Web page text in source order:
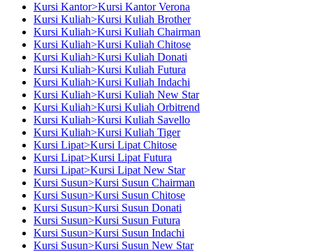
Kursi Kantor>Kursi Kantor Verona
Kursi Kuliah>Kursi Kuliah Brother
Kursi Kuliah>Kursi Kuliah Chairman
Kursi Kuliah>Kursi Kuliah Chitose
Kursi Kuliah>Kursi Kuliah Donati
Kursi Kuliah>Kursi Kuliah Futura
Kursi Kuliah>Kursi Kuliah Indachi
Kursi Kuliah>Kursi Kuliah New Star
Kursi Kuliah>Kursi Kuliah Orbitrend
Kursi Kuliah>Kursi Kuliah Savello
Kursi Kuliah>Kursi Kuliah Tiger
Kursi Lipat>Kursi Lipat Chitose
Kursi Lipat>Kursi Lipat Futura
Kursi Lipat>Kursi Lipat New Star
Kursi Susun>Kursi Susun Chairman
Kursi Susun>Kursi Susun Chitose
Kursi Susun>Kursi Susun Donati
Kursi Susun>Kursi Susun Futura
Kursi Susun>Kursi Susun Indachi
Kursi Susun>Kursi Susun New Star